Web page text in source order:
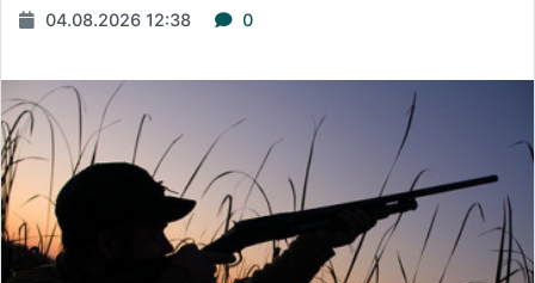
04.08.2026 12:38 0